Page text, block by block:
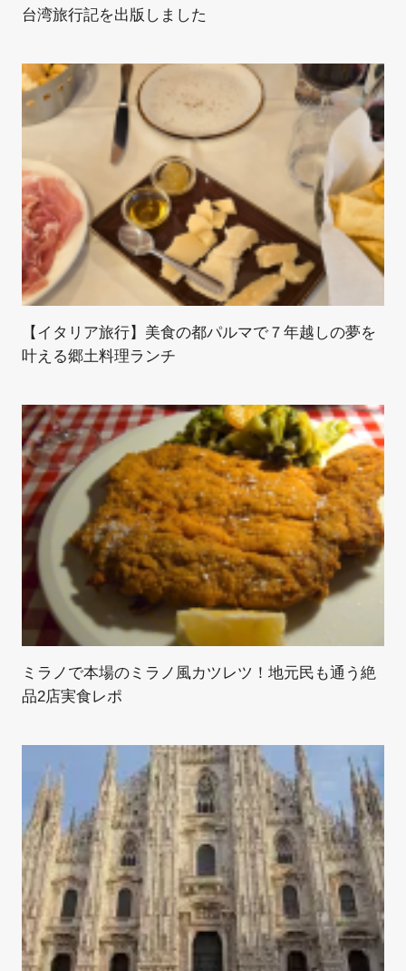
台湾旅行記を出版しました
【イタリア旅行】美食の都パルマで７年越しの夢を
叶える郷土料理ランチ
ミラノで本場のミラノ風カツレツ！地元民も通う絶
品2店実食レポ